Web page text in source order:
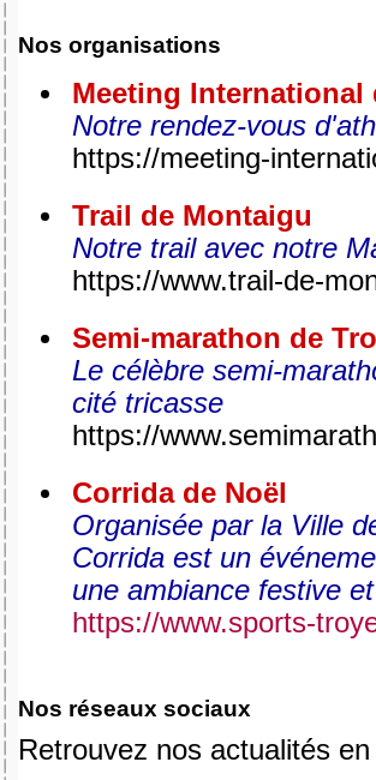
Nos organisations
Meeting
Notre rendez-vous
https://meeting-
Trail de Montaigu
Notre trail avec notre
https://www.trail-de-
Semi-marathon de
Le célèbre semi-
cité tricasse
https://
Corrida de Noël
Organisée par la Ville
Corrida est un
une ambiance festive
https://www.sports-
Nos réseaux sociaux
Retrouvez nos actualités